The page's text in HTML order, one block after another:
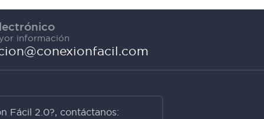
información
Fácil 2.0?, contáctanos: